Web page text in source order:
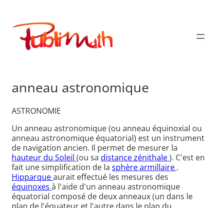
contenu
Publimath
anneau astronomique
ASTRONOMIE
Un anneau astronomique (ou anneau équinoxial ou
anneau astronomique équatorial) est un instrument
de navigation ancien. Il permet de mesurer la
hauteur du Soleil (ou sa distance zénithale). C'est en
fait une simplification de la sphère armillaire .
Hipparqueaurait effectué les mesures des
équinoxes à l'aide d'un anneau astronomique
équatorial composé de deux anneaux (un dans le